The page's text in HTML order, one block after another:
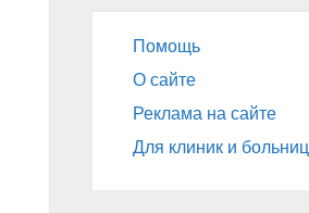
Помощь
О сайте
Реклама на сайте
Для клиник и больниц